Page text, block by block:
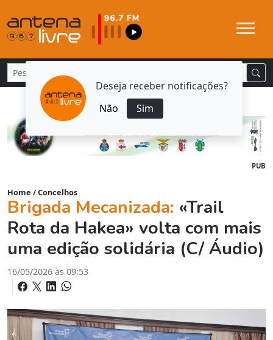
Deseja receber notificações?
Não
Sim
PUB
Home /Concelhos
Brigada Mecanizada: «Trail
Rota da Hakea» volta com mais
uma edição solidária (C/ Áudio)
16/05/2026 às 09:53